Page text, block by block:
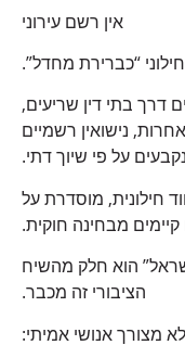
אין רשם עירוני
“כברירת מחדל”.
בתי דין שריעים,
נישואין רשמיים
על פי שיוך דתי.
חילונית, מוסדרת על
מבחינה חוקית.
הוא חלק מהשיח
הציבורי זה מכבר.
אנושי אמיתי: